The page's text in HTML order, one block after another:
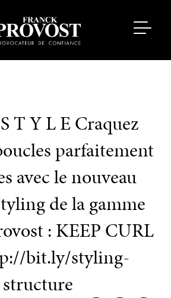
T Y L E Craquez
parfaitement
avec le nouveau
de la gamme
: KEEP CURL
bit.ly/styling-
structure